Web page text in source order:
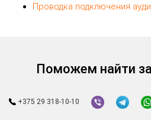
Проводка подключения
Поможем найти
+375 29 318-10-10